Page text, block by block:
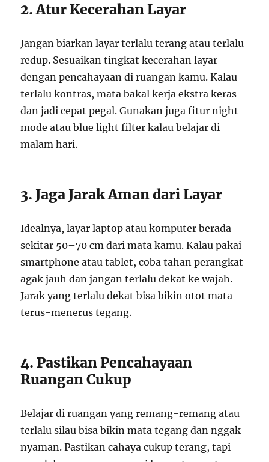
2. Atur Kecerahan Layar
Jangan biarkan layar terlalu terang atau terlalu
redup. Sesuaikan tingkat kecerahan layar
dengan pencahayaan di ruangan kamu. Kalau
terlalu kontras, mata bakal kerja ekstra keras
dan jadi cepat pegal. Gunakan juga fitur night
mode atau blue light filter kalau belajar di
malam hari.
3. Jaga Jarak Aman dari Layar
Idealnya, layar laptop atau komputer berada
sekitar 50–70 cm dari mata kamu. Kalau pakai
smartphone atau tablet, coba tahan perangkat
agak jauh dan jangan terlalu dekat ke wajah.
Jarak yang terlalu dekat bisa bikin otot mata
terus-menerus tegang.
4. Pastikan Pencahayaan
Ruangan Cukup
Belajar di ruangan yang remang-remang atau
terlalu silau bisa bikin mata tegang dan nggak
nyaman. Pastikan cahaya cukup terang, tapi